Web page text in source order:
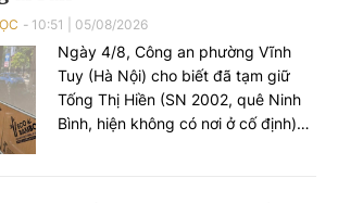
10:51 05/08/2026
Ngày 4/8, Công an phường Vĩnh
Tuy (Hà Nội) cho biết đã tạm giữ
Tống Thị Hiền (SN 2002, quê Ninh
Bình, hiện không có nơi ở cố định)